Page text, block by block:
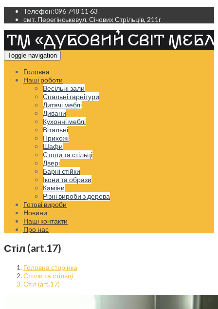
Телефон:096 748 11 63
смт. Перегінськевул. Січових Стрільців, 211г
Toggle navigation
Головна
Наші роботи
Весільні зали
Спальні гарнітури
Дитячі меблі
Дивани
Кухонні меблі
Вітальні
Прихожі
Шафи
Столи та стільці
Двері
Барні стійки
Ікони та образи
Каміни
Різні вироби з дерева
Готові вироби
Новини
Наші контакти
Про нас
Стіл (art.17)
Головна сторінка
Столи та стільці
Стіл (art.17)